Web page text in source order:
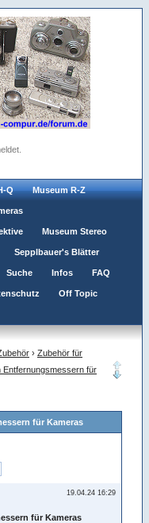
Q Museum R-Z
Museum Stereo
Sepplbauer's Blätter
Suche Infos FAQ
Off Topic
› Zubehör für
Entfernungsmessern für
für Kameras
19.04.24 16:29
für Kameras